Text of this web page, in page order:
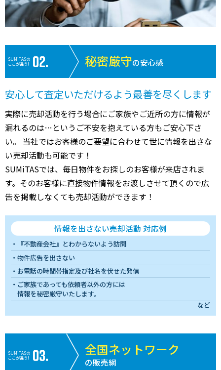
SUMiTASの
ここが違う!
秘密厳守の安心感
安心して査定いただけるよう最善を尽くします
実際に売却活動を行う場合にご家族やご近所の方に情報が
漏れるのは…というご不安を抱えている方もご安心下さ
い。 当社ではお客様のご要望に合わせて世に情報を出さな
い売却活動も可能です！
SUMiTASでは、毎日物件をお探しのお客様が来店されま
す。そのお客様に直接物件情報をお渡しさせて頂くので広
告を掲載しなくても売却活動ができます！
情報を出さない売却活動 対応例
『不動産会社』とわからないよう訪問
物件広告を出さない
お電話の時間帯指定及び社名を伏せた発信
ご家族であっても依頼者以外の方には
情報を秘密厳守いたします。
など
SUMiTASの
ここが違う!
全国ネットワーク
の販売網